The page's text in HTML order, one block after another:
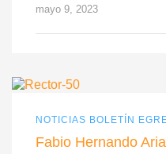
mayo 9, 2023
NOTICIAS BOLETÍN
Fabio Hernando